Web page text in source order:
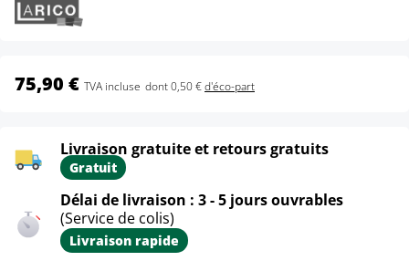
75,90 € TVA incluse dont 0,50 €d'éco-part
Livraison gratuite et retours gratuits
Gratuit
Délai de livraison : 3 - 5 jours ouvrables
(Service de colis)
Livraison rapide